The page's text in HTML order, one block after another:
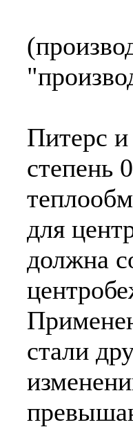
Питерс
степень
для
должна
стали